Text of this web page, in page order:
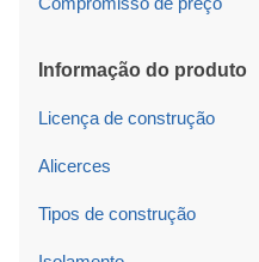
Informação do produto
Licença de construção
Alicerces
Tipos de construção